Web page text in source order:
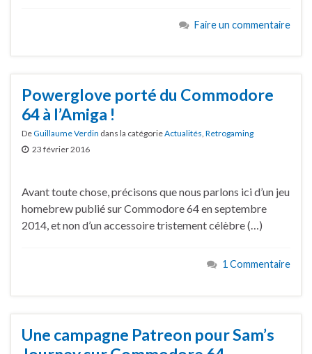
Faire un commentaire
Powerglove porté du Commodore
64 à l’Amiga !
DeGuillaume Verdin dans la catégorieActualités, Retrogaming
23 février 2016
Avant toute chose, précisons que nous parlons ici d’un jeu
homebrew publié sur Commodore 64 en septembre
2014, et non d’un accessoire tristement célèbre (…)
1 Commentaire
Une campagne Patreon pour Sam’s